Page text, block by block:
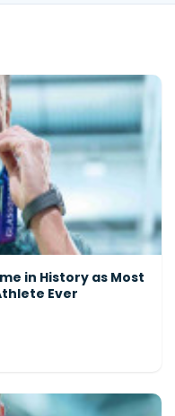
in History as Most
Ever